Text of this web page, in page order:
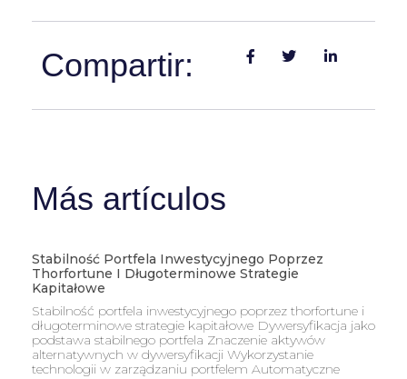
Compartir:
Más artículos
Stabilność Portfela Inwestycyjnego Poprzez
Thorfortune I Długoterminowe Strategie
Kapitałowe
Stabilność portfela inwestycyjnego poprzez thorfortune i
długoterminowe strategie kapitałowe Dywersyfikacja jako
podstawa stabilnego portfela Znaczenie aktywów
alternatywnych w dywersyfikacji Wykorzystanie
technologii w zarządzaniu portfelem Automatyczne